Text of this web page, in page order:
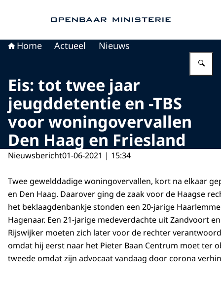
Home Actueel Nieuws
Eis: tot twee jaar
jeugddetentie en -TBS
voor woningovervallen
Den Haag en Friesland
Nieuwsbericht01-06-2021 | 15:34
Twee gewelddadige woningovervallen, kort na elkaar
en Den Haag. Daarover ging de zaak voor de Haagse
het beklaagdenbankje stonden een 20-jarige
Hagenaar. Een 21-jarige medeverdachte uit Zandvoort
Rijswijker moeten zich later voor de rechter
omdat hij eerst naar het Pieter Baan Centrum moet ter
tweede omdat zijn advocaat vandaag door corona